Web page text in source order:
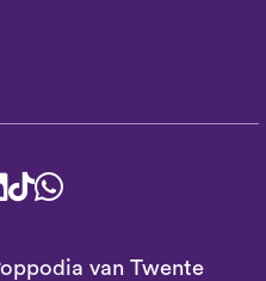
van Twente